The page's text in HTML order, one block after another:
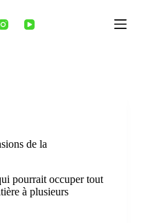
de la
pourrait occuper tout
à plusieurs